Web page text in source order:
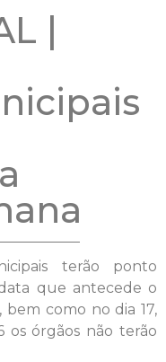
|
terão ponto
que antecede o
como no dia 17,
os órgãos não terão